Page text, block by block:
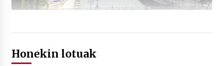
Honekin lotuak